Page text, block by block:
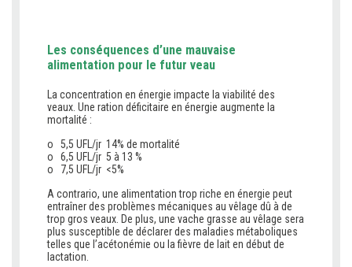
Les conséquences d’une mauvaise
alimentation pour le futur veau
La concentration en énergie impacte la viabilité des
veaux. Une ration déficitaire en énergie augmente la
mortalité :
o 5,5 UFL/jr 14% de mortalité
o 6,5 UFL/jr 5 à 13 %
o 7,5 UFL/jr <5%
A contrario, une alimentation trop riche en énergie peut
entraîner des problèmes mécaniques au vêlage dû à de
trop gros veaux. De plus, une vache grasse au vêlage sera
plus susceptible de déclarer des maladies métaboliques
telles que l’acétonémie ou la fièvre de lait en début de
lactation.